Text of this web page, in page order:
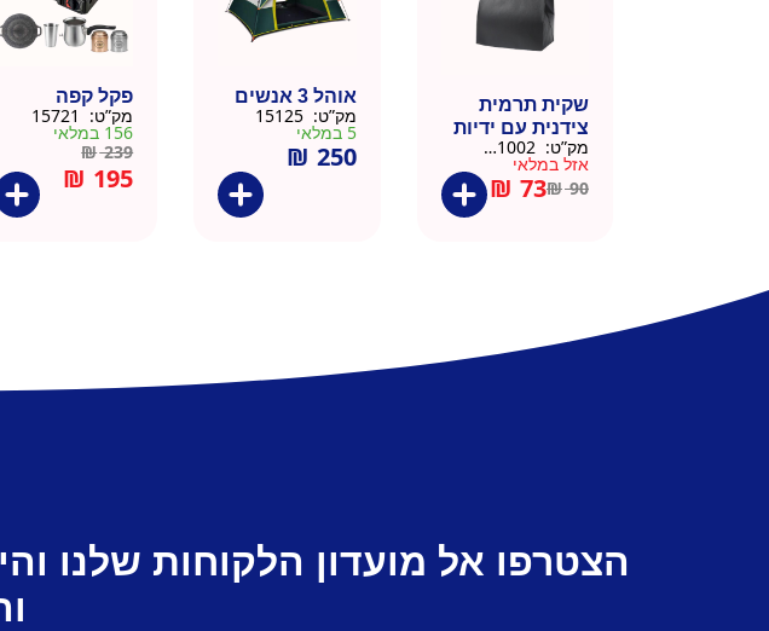
שקית תרמית
צידנית עם ידיות
– 50 יח 26/26
שחור
מק”ט:
אזל במלאי
₪90
₪ 73
אוהל 3 אנשים
מק”ט:
5 במלאי
₪ 250
פקל קפה
מק”ט:
156 במלאי
₪239
₪ 195
הצטרפו אל מועדון הלקוחות שלנו